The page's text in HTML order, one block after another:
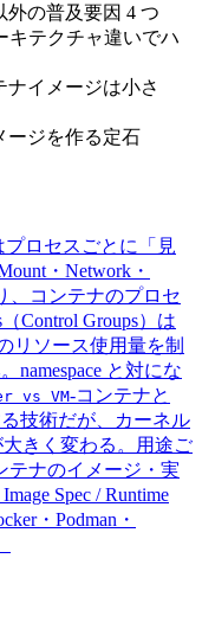
の普及要因 4 つ
キテクチャ違いでハ
イメージは小さ
ジを作る定石
プロセスごとに「見
・Network・
、コンテナのプロセ
（Control Groups）は
リソース使用量を制
namespace と対にな
vs VM-コンテナと
技術だが、カーネル
きく変わる。用途ご
テナのイメージ・実
Spec / Runtime
・Podman・